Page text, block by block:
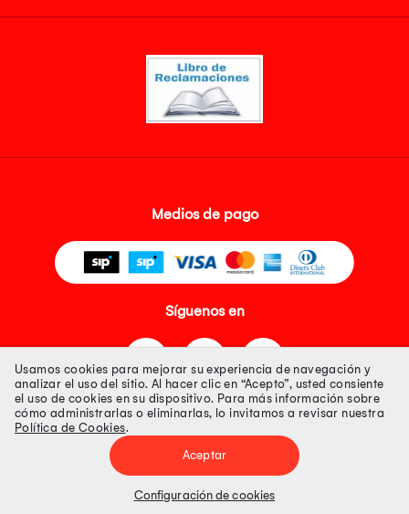
Medios de pago
Síguenos en
Tienda 100% Segura
Tiendas Peruanas S.A. R.U.C. Nº 20493020618. Todos los derechos
Precios disponibles solo en www.oechsle.pe. Precios online publicados
Usamos cookies para mejorar su experiencia de navegación y
analizar el uso del sitio. Al hacer clic en “Acepto”, usted consiente
el uso de cookies en su dispositivo. Para más información sobre
cómo administrarlas o eliminarlas, lo invitamos a revisar nuestra
Política de Cookies.
Aceptar
Configuración de cookies